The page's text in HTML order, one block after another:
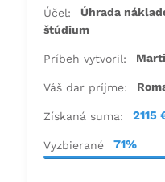
Účel:
Úhrada
štúdium
Príbeh vytvoril:
Váš dar príjme:
Získaná suma: 2115
Vyzbierané 71%